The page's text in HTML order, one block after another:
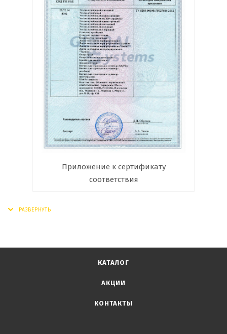
Приложение к сертификату
соответствия
КАТАЛОГ
АКЦИИ
КОНТАКТЫ